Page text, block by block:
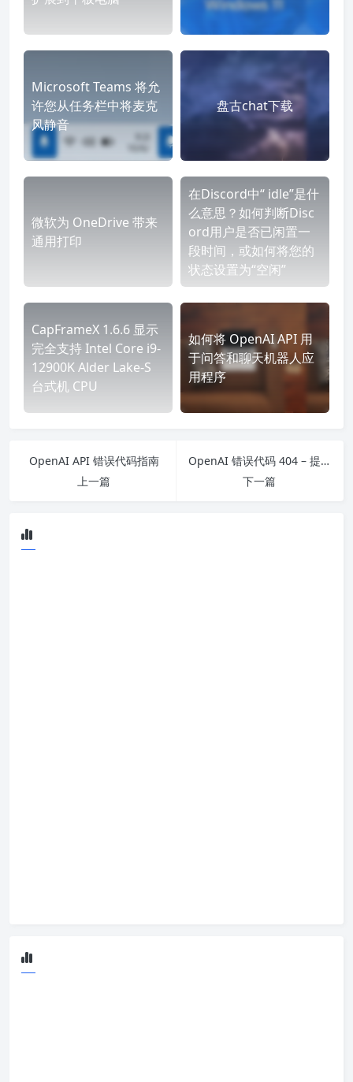
Microsoft Teams 将允
许您从任务栏中将麦克
风静音
盘古chat下载
微软为 OneDrive 带来
通用打印
在Discord中“ idle”是什
么意思？如何判断Disc
ord用户是否已闲置一
段时间，或如何将您的
状态设置为“空闲”
CapFrameX 1.6.6 显示
完全支持 Intel Core i9-
12900K Alder Lake-S
台式机 CPU
如何将 OpenAI API 用
于问答和聊天机器人应
用程序
OpenAI API 错误代码指南
上一篇
OpenAI 错误代码 404 – 提供的 API 密钥不正确
下一篇